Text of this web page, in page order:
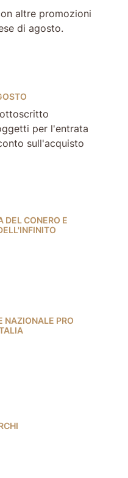
altre promozioni
di agosto.
per l'entrata
sull'acquisto
DEL CONERO E
NAZIONALE PRO